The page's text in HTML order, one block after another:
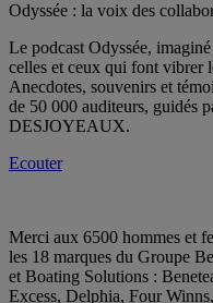
Odyssée : la voix des
Le podcast Odyssée,
celles et ceux qui font vibrer
Anecdotes, souvenirs et
de 50 000 auditeurs, guidés
DESJOYEAUX.
Ecouter
Merci aux 6500 hommes et
les 18 marques du Groupe
et Boating Solutions :
Excess, Delphia, Four